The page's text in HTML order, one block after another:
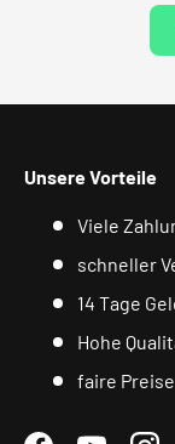
Unsere Vorteile
Viele
schneller
14 Tage
Hohe
faire Preise